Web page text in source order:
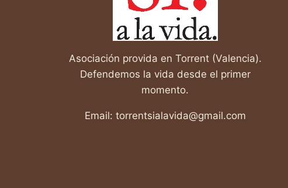
Asociación provida en Torrent (Valencia).
Defendemos la vida desde el primer
momento.
Email: torrentsialavida@gmail.com